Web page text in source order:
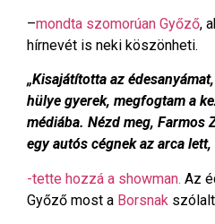
–mondta szomorúan Győző,
hírnevét is neki köszönheti.
„Kisajátította az
hülye gyerek, megfogtam a
médiába. Nézd meg, Farmos
egy autós cégnek az arca
-tette hozzá a showman. Az
Győző most a Borsnak